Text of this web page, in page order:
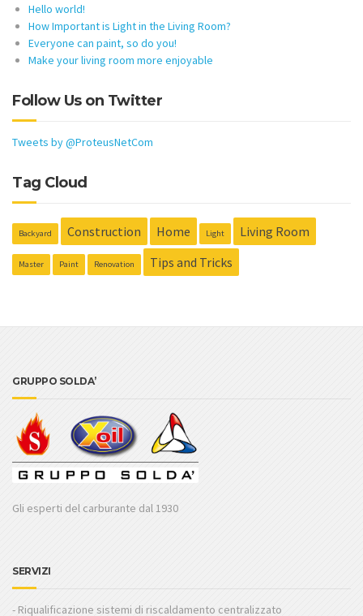
Hello world!
How Important is Light in the Living Room?
Everyone can paint, so do you!
Make your living room more enjoyable
Follow Us on Twitter
Tweets by @ProteusNetCom
Tag Cloud
Backyard Construction Home Light Living Room
Master Paint Renovation Tips and Tricks
GRUPPO SOLDA’
Gli esperti del carburante dal 1930
SERVIZI
- Riqualificazione sistemi di riscaldamento centralizzato